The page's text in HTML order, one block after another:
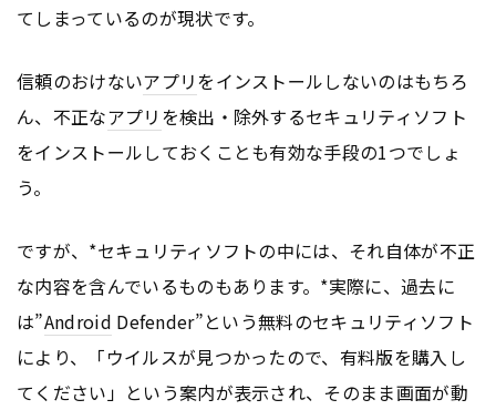
てしまっているのが現状です。
信頼のおけないアプリをインストールしないのはもちろ
ん、不正なアプリ を検出・除外するセキュリティソフト
をインストールしておくことも有効な手段の1つでしょ
う。
ですが、*セキュリティソフトの中には、それ自体が不正
な内容を含んでいるものもあります。*実際に、過去に
は”Android Defender”という無料のセキュリティソフト
により、「ウイルスが見つかったので、有料版を購入し
てください」という案内が表示され、そのまま画面が動